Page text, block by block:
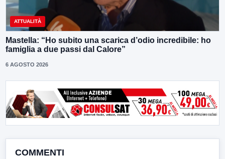
ATTUALITÀ
Mastella: “Ho subito una scarica d’odio incredibile: ho
famiglia a due passi dal Calore”
6 AGOSTO 2026
COMMENTI